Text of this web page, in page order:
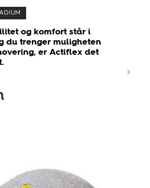
og komfort står i
du trenger muligheten
er Actiflex det